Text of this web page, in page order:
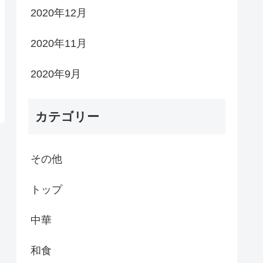
2020年12月
2020年11月
2020年9月
カテゴリー
その他
トップ
中華
和食